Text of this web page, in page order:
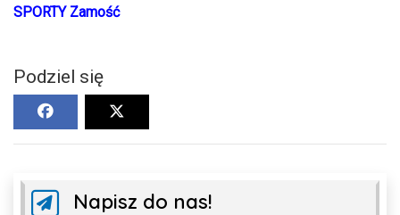
SPORTY Zamość
Podziel się
Napisz do nas!